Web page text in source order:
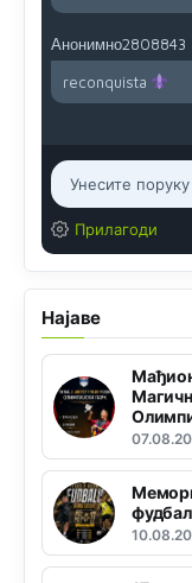
Анонимно2808843
reconquista
Прилагоди
Најаве